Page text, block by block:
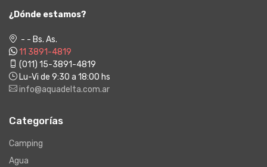
¿Dónde estamos?
- - Bs. As.
11 3891-4819
(011) 15-3891-4819
Lu-Vi de 9:30 a 18:00 hs
info@aquadelta.com.ar
Categorías
Camping
Agua